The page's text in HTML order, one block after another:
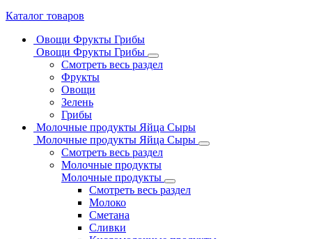
Каталог товаров
Овощи Фрукты Грибы
Овощи Фрукты Грибы
Смотреть весь раздел
Фрукты
Овощи
Зелень
Грибы
Молочные продукты Яйца Сыры
Молочные продукты Яйца Сыры
Смотреть весь раздел
Молочные продукты
Молочные продукты
Смотреть весь раздел
Молоко
Сметана
Сливки